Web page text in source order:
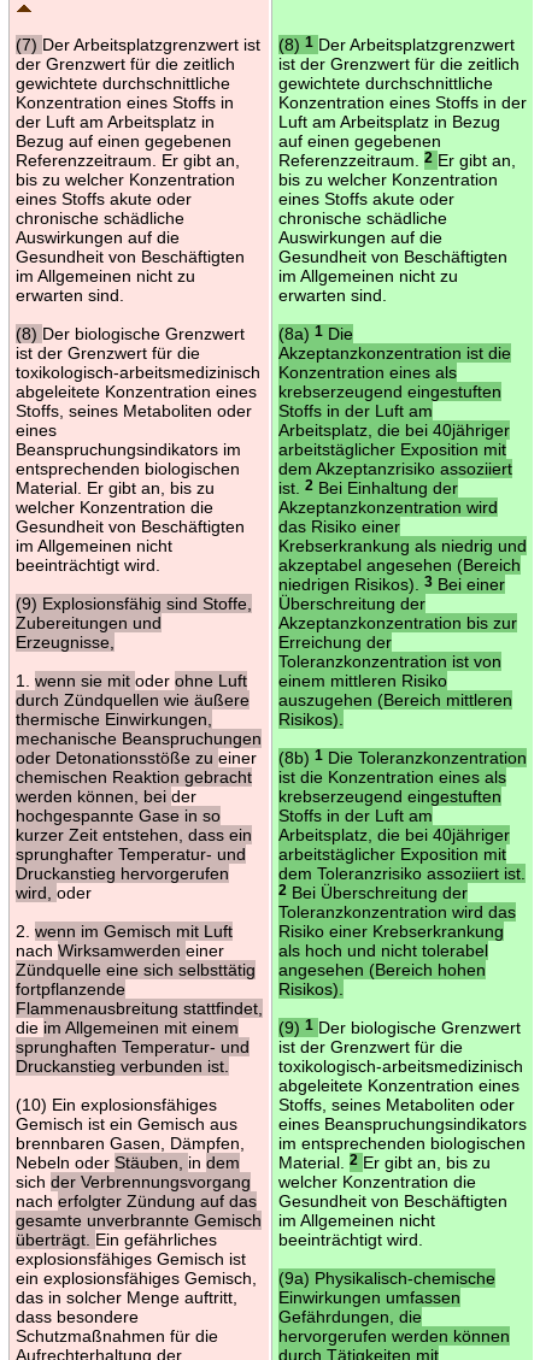
(7) Der Arbeitsplatzgrenzwert ist
der Grenzwert für die zeitlich
gewichtete durchschnittliche
Konzentration eines Stoffs in
der Luft am Arbeitsplatz in
Bezug auf einen gegebenen
Referenzzeitraum. Er gibt an,
bis zu welcher Konzentration
eines Stoffs akute oder
chronische schädliche
Auswirkungen auf die
Gesundheit von Beschäftigten
im Allgemeinen nicht zu
erwarten sind.
(8) Der biologische Grenzwert
ist der Grenzwert für die
toxikologisch-arbeitsmedizinisch
abgeleitete Konzentration eines
Stoffs, seines Metaboliten oder
eines
Beanspruchungsindikators im
entsprechenden biologischen
Material. Er gibt an, bis zu
welcher Konzentration die
Gesundheit von Beschäftigten
im Allgemeinen nicht
beeinträchtigt wird.
(9) Explosionsfähig sind Stoffe,
Zubereitungen und
Erzeugnisse,
1. wenn sie mit oder ohne Luft
durch Zündquellen wie äußere
thermische Einwirkungen,
mechanische Beanspruchungen
oder Detonationsstöße zu einer
chemischen Reaktion gebracht
werden können, bei der
hochgespannte Gase in so
kurzer Zeit entstehen, dass ein
sprunghafter Temperatur- und
Druckanstieg hervorgerufen
wird, oder
2. wenn im Gemisch mit Luft
nach Wirksamwerden einer
Zündquelle eine sich selbsttätig
fortpflanzende
Flammenausbreitung stattfindet,
die im Allgemeinen mit einem
sprunghaften Temperatur- und
Druckanstieg verbunden ist.
(10) Ein explosionsfähiges
Gemisch ist ein Gemisch aus
brennbaren Gasen, Dämpfen,
Nebeln oder Stäuben, in dem
sich der Verbrennungsvorgang
nach erfolgter Zündung auf das
gesamte unverbrannte Gemisch
überträgt. Ein gefährliches
explosionsfähiges Gemisch ist
ein explosionsfähiges Gemisch,
das in solcher Menge auftritt,
dass besondere
Schutzmaßnahmen für die
Aufrechterhaltung der
(8) 1 Der Arbeitsplatzgrenzwert
ist der Grenzwert für die zeitlich
gewichtete durchschnittliche
Konzentration eines Stoffs in der
Luft am Arbeitsplatz in Bezug
auf einen gegebenen
Referenzzeitraum.
2 Er gibt an,
bis zu welcher Konzentration
eines Stoffs akute oder
chronische schädliche
Auswirkungen auf die
Gesundheit von Beschäftigten
im Allgemeinen nicht zu
erwarten sind.
(8a) 1Die
Akzeptanzkonzentration ist die
Konzentration eines als
krebserzeugend eingestuften
Stoffs in der Luft am
Arbeitsplatz, die bei 40jähriger
arbeitstäglicher Exposition mit
dem Akzeptanzrisiko assoziiert
ist.
2Bei Einhaltung der
Akzeptanzkonzentration wird
das Risiko einer
Krebserkrankung als niedrig und
akzeptabel angesehen (Bereich
niedrigen Risikos).
3Bei einer
Überschreitung der
Akzeptanzkonzentration bis zur
Erreichung der
Toleranzkonzentration ist von
einem mittleren Risiko
auszugehen (Bereich mittleren
Risikos).
(8b) 1Die Toleranzkonzentration
ist die Konzentration eines als
krebserzeugend eingestuften
Stoffs in der Luft am
Arbeitsplatz, die bei 40jähriger
arbeitstäglicher Exposition mit
dem Toleranzrisiko assoziiert ist.
2Bei Überschreitung der
Toleranzkonzentration wird das
Risiko einer Krebserkrankung
als hoch und nicht tolerabel
angesehen (Bereich hohen
Risikos).
(9) 1 Der biologische Grenzwert
ist der Grenzwert für die
toxikologisch-arbeitsmedizinisch
abgeleitete Konzentration eines
Stoffs, seines Metaboliten oder
eines Beanspruchungsindikators
im entsprechenden biologischen
Material.
2 Er gibt an, bis zu
welcher Konzentration die
Gesundheit von Beschäftigten
im Allgemeinen nicht
beeinträchtigt wird.
(9a) Physikalisch-chemische
Einwirkungen umfassen
Gefährdungen, die
hervorgerufen werden können
durch Tätigkeiten mit